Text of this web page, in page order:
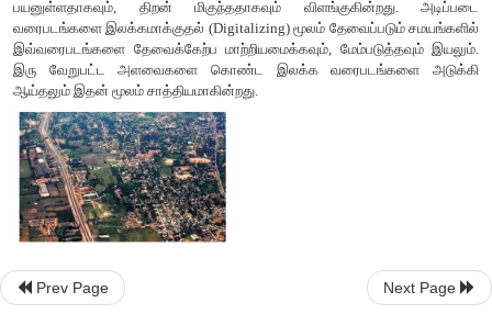
சுலபமாக அடையாளம் கண்டு இவைகளை தடுப்பதற்கு
பதிமங்கள் உதவிகரமாக உள்ளன.
3. மண்ணியல் (Geology)
இப்பாடப்பிரிவில் நுண்ணுணர்வின் பயன்பாடுகளானது.
• பாறைகள் சார்ந்த வரைபடம் தயார் செய்தல்
• புவிக்கட்டமைப்பு வரைபடம் தயார் செய்தல்
• கனிம ஆய்வுகள்
• ஹைட்ரோ கார்பன் ஆய்வுகள்
Prev Page Next Page